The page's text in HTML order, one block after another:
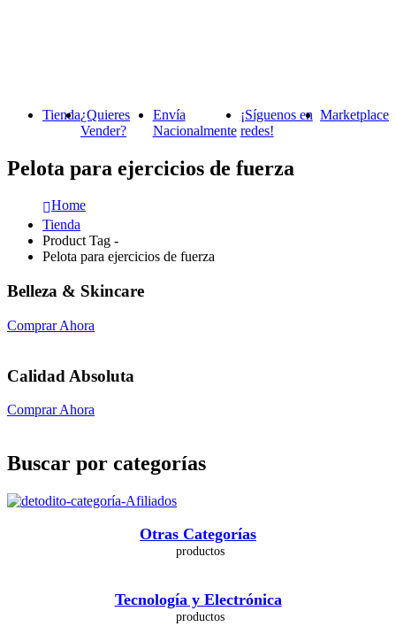
Tienda¿Quieres
Vender?
Envía
Nacionalmente
¡Síguenos en
redes!
Marketplace
Pelota para ejercicios de fuerza
Home
Tienda
Product Tag -
Pelota para ejercicios de fuerza
Belleza & Skincare
Comprar Ahora
Calidad Absoluta
Comprar Ahora
Buscar por categorías
Otras Categorías
Tecnología y Electrónica